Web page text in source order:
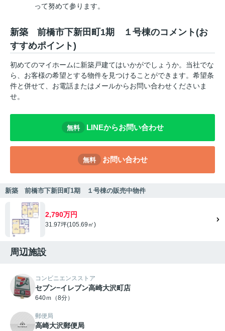
って努めて参ります。
新築 前橋市下新田町1期 １号棟のコメント(お
すすめポイント)
初めてのマイホームに新築戸建てはいかがでしょうか。当社でな
ら、お客様の希望とする物件を見つけることができます。希望条
件と併せて、お電話またはメールからお問い合わせくださいま
せ。
無料 LINEからお問い合わせ
無料 お問い合わせ
新築 前橋市下新田町1期 １号棟の販売中物件
2,790万円
31.97坪(105.69㎡)
周辺施設
コンビニエンスストア
セブン−イレブン高崎大沢町店
640ｍ（8分）
郵便局
高崎大沢郵便局